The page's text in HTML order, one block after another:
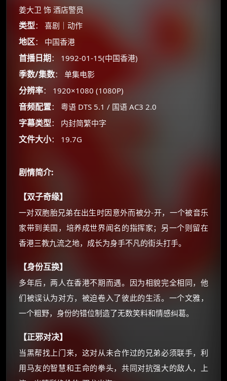
姜大卫 饰 酒店警员
类型： 喜剧｜动作
地区： 中国香港
首播日期： 1992-01-15(中国香港)
季数/集数： 单集电影
分辨率： 1920×1080 (1080P)
音频配置： 粤语 DTS 5.1 / 国语 AC3 2.0
字幕类型： 内封简繁中字
文件大小： 19.7G
剧情简介:
【双子奇缘】
一对双胞胎兄弟在出生时因意外而被分-开，一个被音乐
家带到美国，培养成世界闻名的指挥家；另一个则留在
香港三教九流之地，成长为身手不凡的街头打手。
【身份互换】
多年后，两人在香港不期而遇。因为相貌完全相同，他
们被误认为对方，被迫卷入了彼此的生活。一个文雅，
一个粗野，身份的错位制造了无数笑料和情感纠葛。
【正邪对决】
当黑帮找上门来，这对从未合作过的兄弟必须联手，利
用马友的智慧和王命的拳头，共同对抗强大的敌人，上
🧧 福利领取站
还有支付宝现金红包、外卖红包、
优惠券、活动红包，每日可领。
☕ 海外大侠？通过 Ko-fi 赐茶